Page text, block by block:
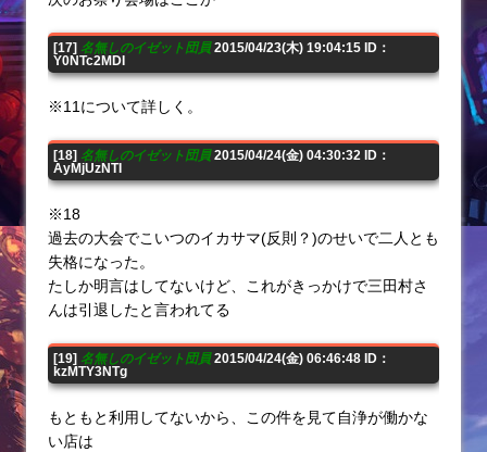
[17] 名無しのイゼット団員2015/04/23(木) 19:04:15 ID：
Y0NTc2MDI
※11について詳しく。
[18] 名無しのイゼット団員2015/04/24(金) 04:30:32 ID：
AyMjUzNTI
※18
過去の大会でこいつのイカサマ(反則？)のせいで二人とも
失格になった。
たしか明言はしてないけど、これがきっかけで三田村さ
んは引退したと言われてる
[19] 名無しのイゼット団員2015/04/24(金) 06:46:48 ID：
kzMTY3NTg
もともと利用してないから、この件を見て自浄が働かな
い店は